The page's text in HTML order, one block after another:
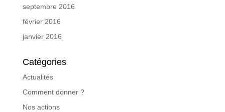
septembre 2016
février 2016
janvier 2016
Catégories
Actualités
Comment donner ?
Nos actions